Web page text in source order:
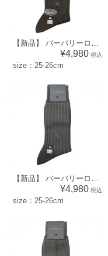
【新品】 バーバリーロンドン BURBERRY LONDON メンズ 靴下 ソックス （模様×ワンポイント柄）ブラウン×グレー系 [size:25-26cm] 52560
¥4,980 税込
size：25-26cm
【新品】 バーバリーロンドン BURBERRY LONDON メンズ 靴下 ソックス （ストライプ×ワンポイント柄）ダークグレー系 [size:25-26cm] 52575
¥4,980 税込
size：25-26cm